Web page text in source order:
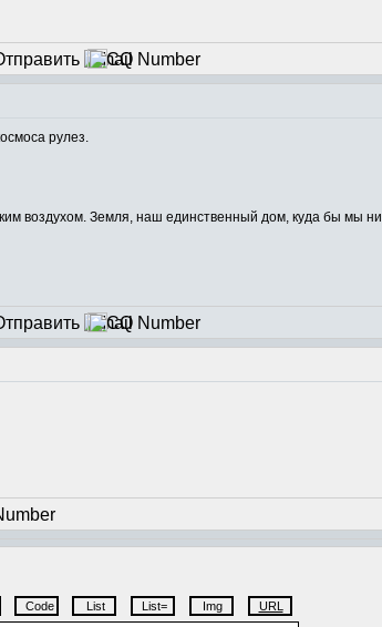
рулез.
Земля, наш единственный дом, куда бы мы ни